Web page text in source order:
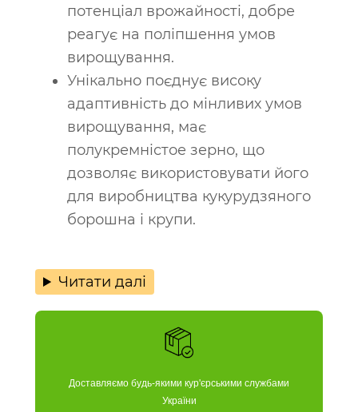
потенціал врожайності, добре
реагує на поліпшення умов
вирощування.
Унікально поєднує високу
адаптивність до мінливих умов
вирощування, має
полукремністое зерно, що
дозволяє використовувати його
для виробництва кукурудзяного
борошна і крупи.
Читати далі
Доставляємо будь-якими кур'єрськими службами
України